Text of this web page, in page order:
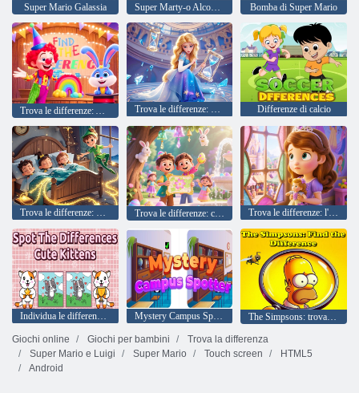
Super Mario Galassia Super Marty-o Alconauta Bomba di Super Mario
Trova le differenze: Time Princess Differenze di calcio
Trova le differenze: Peter Pan Trova le differenze: caccia alle uova di Pasqua Trova le differenze: l'amicizia della principessa Sofia
Individua le differenze di gattini carini Mystery Campus Spotter
The Simpsons: trova la differenza
Giochi online
Giochi per bambini
Trova la differenza
Super Mario e Luigi
Super Mario Touch screen
HTML5
Android